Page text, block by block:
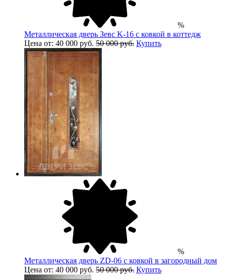
%
Металлическая дверь Зевс K-16 с ковкой в коттедж
Цена от: 40 000 руб. 50 000 руб. Купить
%
Металлическая дверь ZD-06 с ковкой в загородный дом
Цена от: 40 000 руб. 50 000 руб. Купить